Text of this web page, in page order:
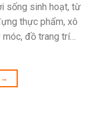
sống sinh hoạt, từ
thực phẩm, xô
móc, đồ trang trí…
→